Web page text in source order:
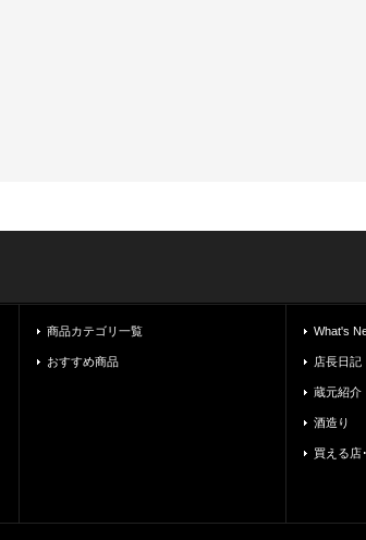
商品カテゴリ一覧
おすすめ商品
What's
店長日記
蔵元紹介
酒造り
買える店